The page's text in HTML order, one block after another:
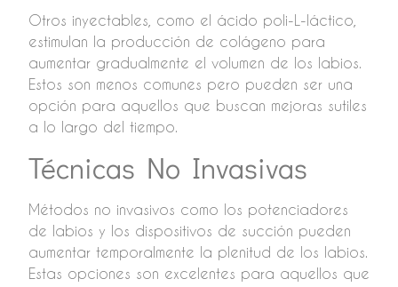
Otros inyectables, como el ácido poli-L-láctico,
estimulan la producción de colágeno para
aumentar gradualmente el volumen de los labios.
Estos son menos comunes pero pueden ser una
opción para aquellos que buscan mejoras sutiles
a lo largo del tiempo.
Técnicas No Invasivas
Métodos no invasivos como los potenciadores
de labios y los dispositivos de succión pueden
aumentar temporalmente la plenitud de los labios.
Estas opciones son excelentes para aquellos que